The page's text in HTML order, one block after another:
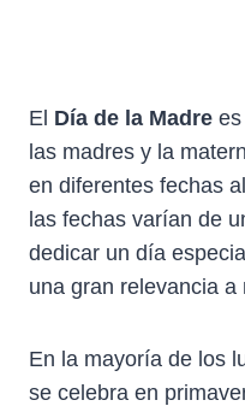
El Día de la Madre
las madres y la
en diferentes fechas
las fechas varían de
dedicar un día
una gran relevancia a
En la mayoría de los
se celebra en